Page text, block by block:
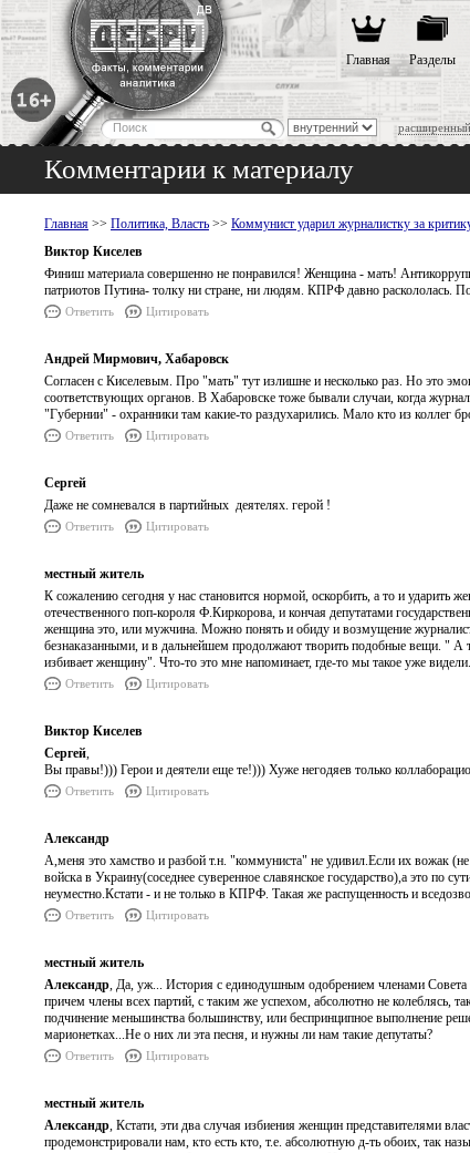
Главная Разделы
Комментарии к материалу
Главная >> Политика, Власть >> Коммунист ударил журналистку за
Виктор Киселев
Финиш материала совершенно не понравился! Женщина - мать!
патриотов Путина- толку ни стране, ни людям. КПРФ давно
Ответить Цитировать
Андрей Мирмович, Хабаровск
Согласен с Киселевым. Про "мать" тут излишне и несколько раз. Но это
соответствующих органов. В Хабаровске тоже бывали случаи, когда
"Губернии" - охранники там какие-то раздухарились. Мало кто из коллег
Ответить Цитировать
Сергей
Даже не сомневался в партийных деятелях. герой !
Ответить Цитировать
местный житель
К сожалению сегодня у нас становится нормой, оскорбить, а то и
отечественного поп-короля Ф.Киркорова, и кончая депутатами
женщина это, или мужчина. Можно понять и обиду и возмущение
безнаказанными, и в дальнейшем продолжают творить подобные вещи. " А
избивает женщину". Что-то это мне напоминает, где-то мы такое уже
Ответить Цитировать
Виктор Киселев
Сергей,
Вы правы!))) Герои и деятели еще те!))) Хуже негодяев только
Ответить Цитировать
Александр
А,меня это хамство и разбой т.н. "коммуниста" не удивил.Если их вожак
войска в Украину(соседнее суверенное славянское государство),а это по
неуместно.Кстати - и не только в КПРФ. Такая же распущенность и
Ответить Цитировать
местный житель
Александр, Да, уж... История с единодушным одобрением членами Совета
причем члены всех партий, с таким же успехом, абсолютно не колеблясь,
подчинение меньшинства большинству, или беспринципное выполнение
марионетках...Не о них ли эта песня, и нужны ли нам такие депутаты?
Ответить Цитировать
местный житель
Александр, Кстати, эти два случая избиения женщин представителями
продемонстрировали нам, кто есть кто, т.е. абсолютную д-ть обоих, так